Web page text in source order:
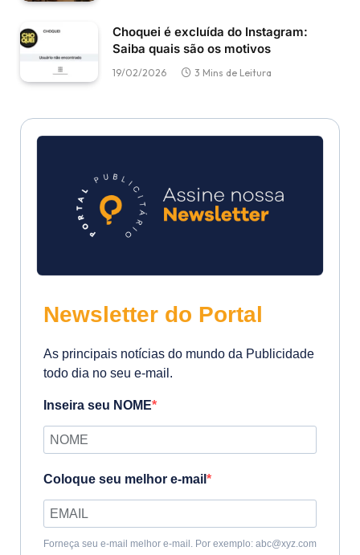
Choquei é excluída do Instagram:
Saiba quais são os motivos
19/02/2026 3 Mins de Leitura
Newsletter do Portal
As principais notícias do mundo da Publicidade
todo dia no seu e-mail.
Inseira seu NOME
Coloque seu melhor e-mail
Forneça seu e-mail melhor e-mail. Por exemplo: abc@xyz.com